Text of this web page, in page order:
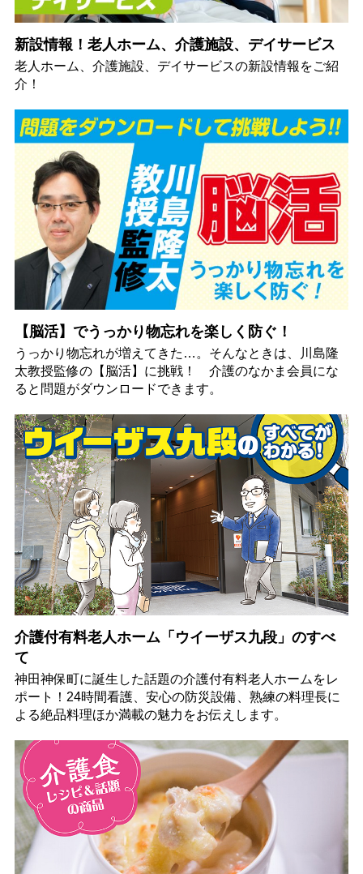
新設情報！老人ホーム、介護施設、デイサービス
老人ホーム、介護施設、デイサービスの新設情報をご紹
介！
【脳活】でうっかり物忘れを楽しく防ぐ！
うっかり物忘れが増えてきた…。そんなときは、川島隆
太教授監修の【脳活】に挑戦！ 介護のなかま会員にな
ると問題がダウンロードできます。
介護付有料老人ホーム「ウイーザス九段」のすべ
て
神田神保町に誕生した話題の介護付有料老人ホームをレ
ポート！24時間看護、安心の防災設備、熟練の料理長に
よる絶品料理ほか満載の魅力をお伝えします。